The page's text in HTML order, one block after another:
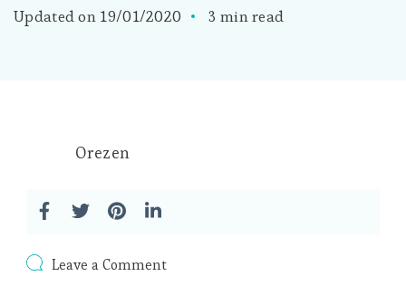
Updated on 19/01/2020 3 min read
Orezen
Leave a Commenton